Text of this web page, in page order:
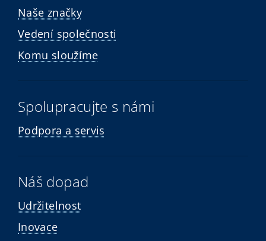
Naše značky
Vedení společnosti
Komu sloužíme
Spolupracujte s námi
Podpora a servis
Náš dopad
Udržitelnost
Inovace